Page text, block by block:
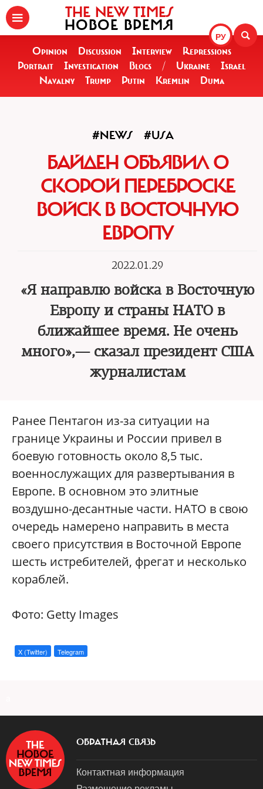
РУ
THE NEW TIMES
НОВОЕ ВРЕМЯ
Opinion Discussion Interview
Repressions
Portrait
Investigation Blogs / Ukraine
Israel
Navalny
Trump Putin Kremlin Duma
#NEWS #USA
БАЙДЕН ОБЪЯВИЛ О
СКОРОЙ ПЕРЕБРОСКЕ
ВОЙСК В ВОСТОЧНУЮ
ЕВРОПУ
2022.01.29
«Я направлю войска в Восточную
Европу и страны НАТО в
ближайшее время. Не очень
много»,— сказал президент США
журналистам
Ранее Пентагон из-за ситуации на
границе Украины и России привел в
боевую готовность около 8,5 тыс.
военнослужащих для развертывания в
Европе. В основном это элитные
воздушно-десантные части. НАТО в свою
очередь намерено направить в места
своего присутствия в Восточной Европе
шесть истребителей, фрегат и несколько
кораблей.
Фото: Getty Images
X (Twitter) Telegram
ОБРАТНАЯ СВЯЗЬ
Контактная информация